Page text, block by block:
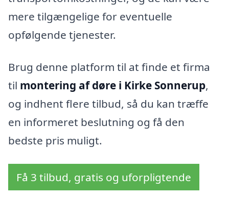
mere tilgængelige for eventuelle
opfølgende tjenester.
Brug denne platform til at finde et firma
til montering af døre i Kirke Sonnerup,
og indhent flere tilbud, så du kan træffe
en informeret beslutning og få den
bedste pris muligt.
Få 3 tilbud, gratis og uforpligtende